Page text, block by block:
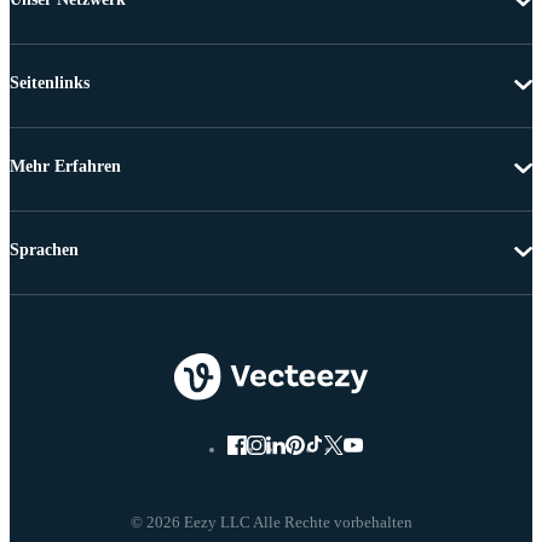
Seitenlinks
Mehr Erfahren
© 2026 Eezy LLC Alle Rechte vorbehalten
Sprachen